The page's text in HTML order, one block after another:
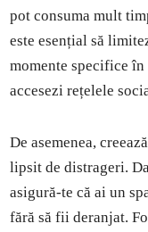
pot consuma mult
este esențial să
momente specifice
accesezi rețelele
De asemenea,
lipsit de distrageri.
asigură-te că ai un
fără să fii deranjat.